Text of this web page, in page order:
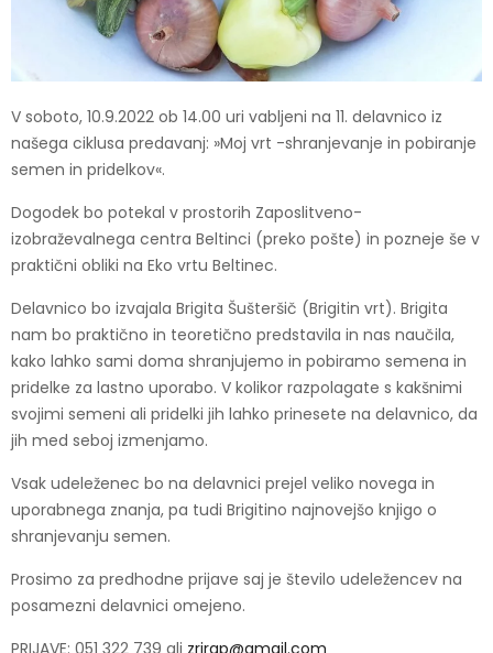
V soboto, 10.9.2022 ob 14.00 uri vabljeni na 11. delavnico iz
našega ciklusa predavanj: »Moj vrt -shranjevanje in pobiranje
semen in pridelkov«.
Dogodek bo potekal v prostorih Zaposlitveno-
izobraževalnega centra Beltinci (preko pošte) in pozneje še v
praktični obliki na Eko vrtu Beltinec.
Delavnico bo izvajala Brigita Šušteršič (Brigitin vrt). Brigita
nam bo praktično in teoretično predstavila in nas naučila,
kako lahko sami doma shranjujemo in pobiramo semena in
pridelke za lastno uporabo. V kolikor razpolagate s kakšnimi
svojimi semeni ali pridelki jih lahko prinesete na delavnico, da
jih med seboj izmenjamo.
Vsak udeleženec bo na delavnici prejel veliko novega in
uporabnega znanja, pa tudi Brigitino najnovejšo knjigo o
shranjevanju semen.
Prosimo za predhodne prijave saj je število udeležencev na
posamezni delavnici omejeno.